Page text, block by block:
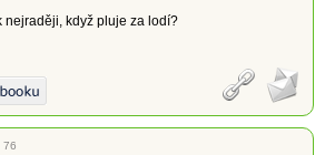
nejraději, když pluje za lodí?
76